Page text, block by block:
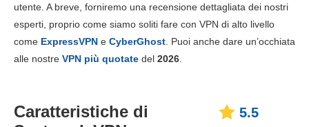
Affidabilità e supporto 3.3
utente. A breve, forniremo una recensione dettagliata dei nostri
esperti, proprio come siamo soliti fare con VPN di alto livello
come ExpressVPN e CyberGhost . Puoi anche dare un’occhiata
alle nostre VPN più quotate del 2026
Caratteristiche di
5.5